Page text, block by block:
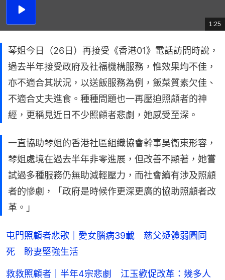
播
總
共
1:25
琴姐今日（26日）再接受《香港01》電話訪問時說，
過去半年接受政府及社福機構服務，惟效果均不佳，
亦不適合其狀況，以送飯服務為例，飯菜質素欠佳、
不適合丈夫進食。種種問題也一再壓迫照顧者的神
經，更稱見近日不少照顧者悲劇，她感受至深。
一直協助琴姐的香港社區組織協會幹事吳衞東形容，
琴姐處境在過去半年非零進展，但改善不顯著，她嘗
試過多種服務仍無助減輕壓力，而社會續有涉及照顧
者的慘劇，「政府是時候作更深更廣的協助照顧者改
革。」
屯門照顧者悲歌｜愛女腦病39載 慈父疑體弱圖同
死 盼妻堅強生活
救救照顧者｜半年4宗悲劇 江玉歡促改革：幾多人